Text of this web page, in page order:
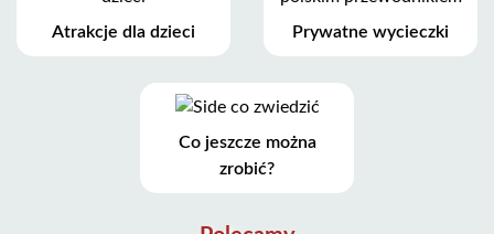
Atrakcje dla dzieci Prywatne wycieczki
Co jeszcze można
zrobić?